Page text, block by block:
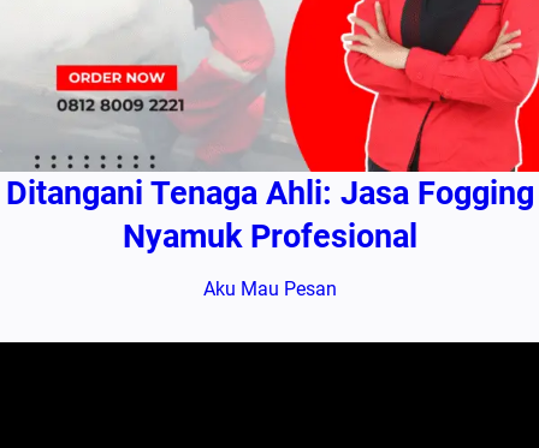
Ditangani Tenaga Ahli: Jasa Fogging
Nyamuk Profesional
Aku Mau Pesan